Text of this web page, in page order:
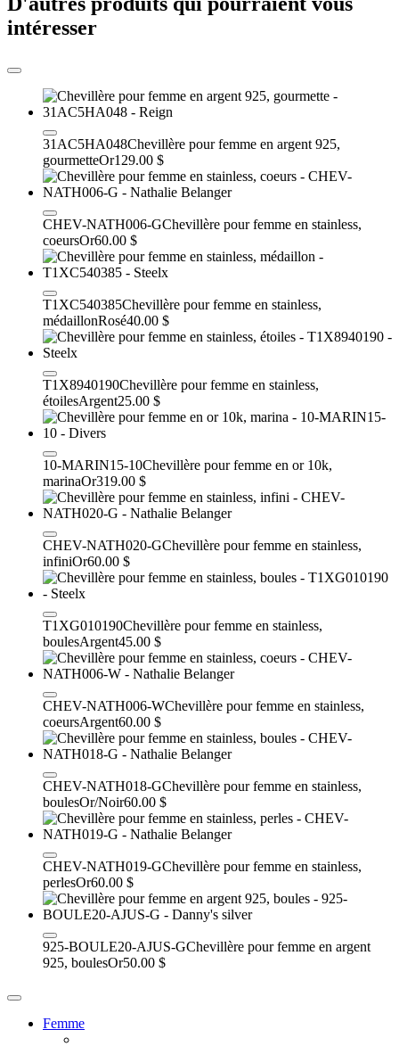
intéresser
31AC5HA048Chevillère pour femme en argent 925,
gourmetteOr129.00 $
CHEV-NATH006-GChevillère pour femme en stainless,
coeursOr60.00 $
T1XC540385Chevillère pour femme en stainless,
médaillonRosé40.00 $
T1X8940190Chevillère pour femme en stainless,
étoilesArgent25.00 $
10-MARIN15-10Chevillère pour femme en or 10k,
marinaOr319.00 $
CHEV-NATH020-GChevillère pour femme en stainless,
infiniOr60.00 $
T1XG010190Chevillère pour femme en stainless,
boulesArgent45.00 $
CHEV-NATH006-WChevillère pour femme en stainless,
coeursArgent60.00 $
CHEV-NATH018-GChevillère pour femme en stainless,
boulesOr/Noir60.00 $
CHEV-NATH019-GChevillère pour femme en stainless,
perlesOr60.00 $
925-BOULE20-AJUS-GChevillère pour femme en argent
925, boulesOr50.00 $
Femme